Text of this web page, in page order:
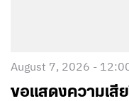
August 7, 2026 -
ขอแสดงความเสี